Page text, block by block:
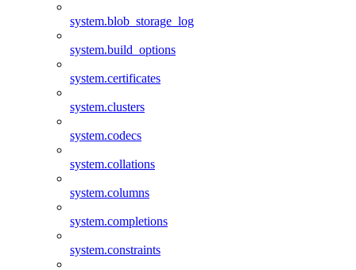
system.blob_storage_log
system.build_options
system.certificates
system.clusters
system.codecs
system.collations
system.columns
system.completions
system.constraints